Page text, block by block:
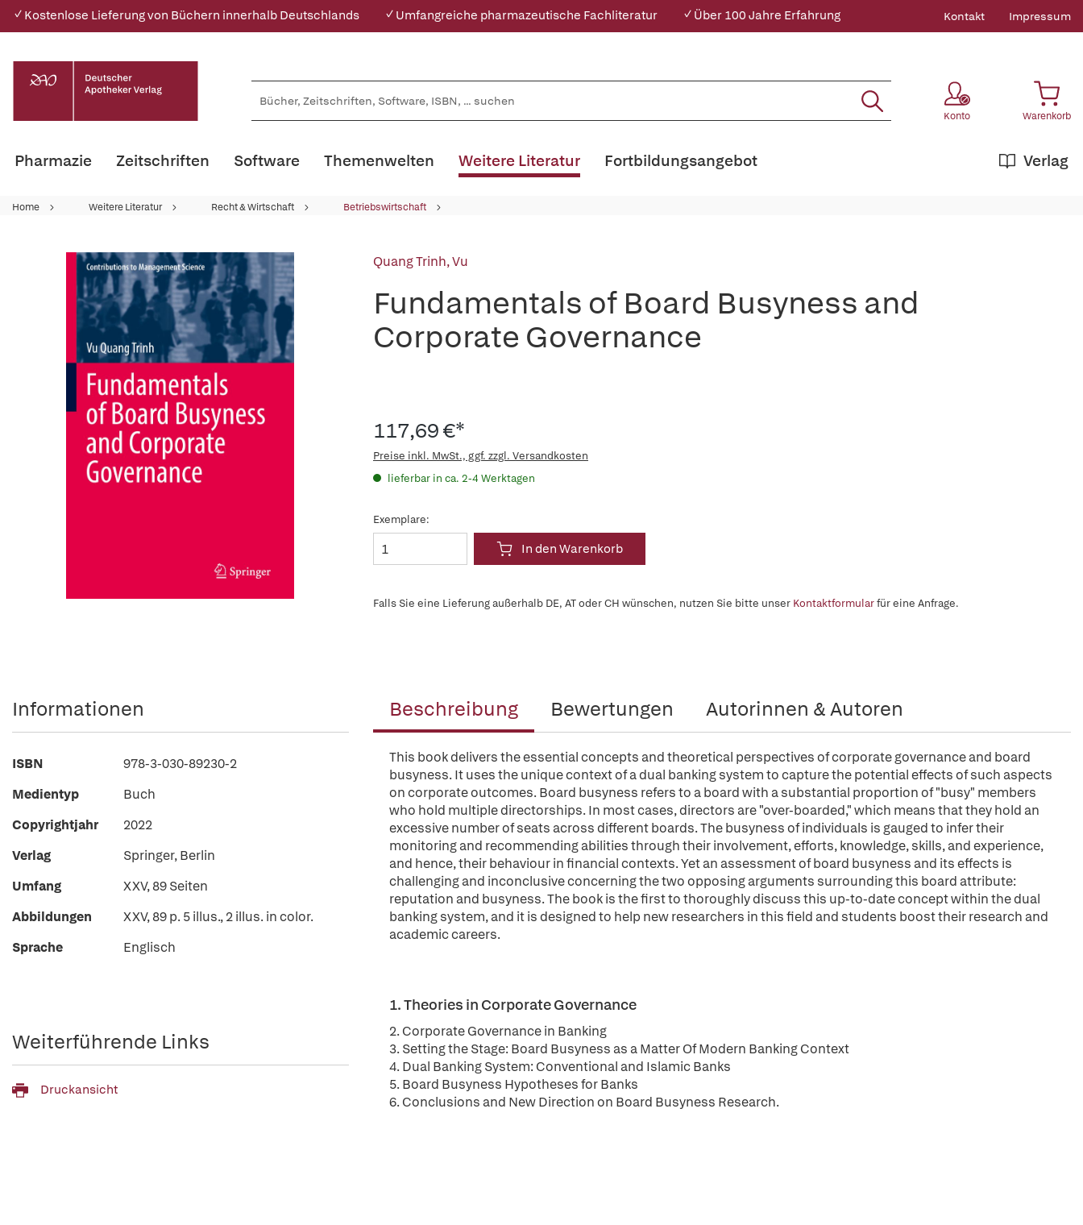
✓ Kostenlose Lieferung von Büchern innerhalb Deutschlands ✓ Umfangreiche pharmazeutische Fachliteratur ✓ Über 100 Jahre Erfahrung Kontakt Impressum
Konto Warenkorb
Pharmazie Zeitschriften Software Themenwelten Weitere Literatur Verlag
Fortbildungsangebot
Home Weitere Literatur Recht & Wirtschaft Betriebswirtschaft
Quang Trinh, Vu
Fundamentals of Board Busyness and
Corporate Governance
117,69 €*
Preise inkl. MwSt., ggf. zzgl. Versandkosten
lieferbar in ca. 2-4 Werktagen
Exemplare:
In den Warenkorb
Falls Sie eine Lieferung außerhalb DE, AT oder CH wünschen, nutzen Sie bitte unser Kontaktformularfür eine Anfrage.
Beschreibung Bewertungen Autorinnen & Autoren
This book delivers the essential concepts and theoretical perspectives of corporate governance and board
busyness. It uses the unique context of a dual banking system to capture the potential effects of such aspects
on corporate outcomes. Board busyness refers to a board with a substantial proportion of "busy" members
who hold multiple directorships. In most cases, directors are "over-boarded," which means that they hold an
excessive number of seats across different boards. The busyness of individuals is gauged to infer their
monitoring and recommending abilities through their involvement, efforts, knowledge, skills, and experience,
and hence, their behaviour in financial contexts. Yet an assessment of board busyness and its effects is
challenging and inconclusive concerning the two opposing arguments surrounding this board attribute:
reputation and busyness. The book is the first to thoroughly discuss this up-to-date concept within the dual
banking system, and it is designed to help new researchers in this field and students boost their research and
academic careers.
1. Theories in Corporate Governance
2. Corporate Governance in Banking
3. Setting the Stage: Board Busyness as a Matter Of Modern Banking Context
4. Dual Banking System: Conventional and Islamic Banks
5. Board Busyness Hypotheses for Banks
6. Conclusions and New Direction on Board Busyness Research.
Informationen
ISBN
978-3-030-89230-2
Medientyp
Buch
Copyrightjahr
2022
Verlag
Springer, Berlin
Umfang
XXV, 89 Seiten
Abbildungen
XXV, 89 p. 5 illus., 2 illus. in color.
Sprache
Englisch
Weiterführende Links
Druckansicht